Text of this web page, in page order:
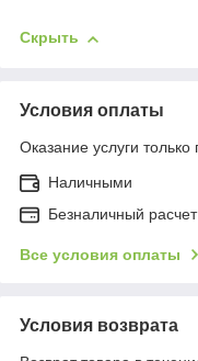
Скрыть
Условия оплаты
Оказание услуги только
Наличными
Безналичный расчет
Все условия оплаты
Условия возврата